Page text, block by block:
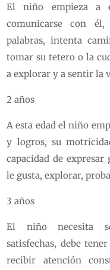
El niño empieza a
comunicarse con
palabras, intenta
tomar su tetero o la
a explorar y a sentir la
2 años
A esta edad el niño
y logros, su
capacidad de expresar
le gusta, explorar,
3 años
El niño necesita
satisfechas, debe
recibir atención